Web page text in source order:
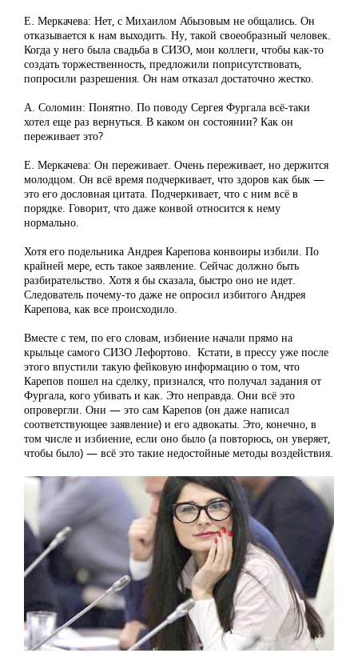
Е. Меркачева: Нет, с Михаилом Абызовым не общались. Он
отказывается к нам выходить. Ну, такой своеобразный человек.
Когда у него была свадьба в СИЗО, мои коллеги, чтобы как-то
создать торжественность, предложили поприсутствовать,
попросили разрешения. Он нам отказал достаточно жестко.
А. Соломин: Понятно. По поводу Сергея Фургала всё-таки
хотел еще раз вернуться. В каком он состоянии? Как он
переживает это?
Е. Меркачева: Он переживает. Очень переживает, но держится
молодцом. Он всё время подчеркивает, что здоров как бык —
это его дословная цитата. Подчеркивает, что с ним всё в
порядке. Говорит, что даже конвой относится к нему
нормально.
Хотя его подельника Андрея Карепова конвоиры избили. По
крайней мере, есть такое заявление. Сейчас должно быть
разбирательство. Хотя я бы сказала, быстро оно не идет.
Следователь почему-то даже не опросил избитого Андрея
Карепова, как все происходило.
Вместе с тем, по его словам, избиение начали прямо на
крыльце самого СИЗО Лефортово. Кстати, в прессу уже после
этого впустили такую фейковую информацию о том, что
Карепов пошел на сделку, признался, что получал задания от
Фургала, кого убивать и как. Это неправда. Они всё это
опровергли. Они — это сам Карепов (он даже написал
соответствующее заявление) и его адвокаты. Это, конечно, в
том числе и избиение, если оно было (а повторюсь, он уверяет,
чтобы было) — всё это такие недостойные методы воздействия.